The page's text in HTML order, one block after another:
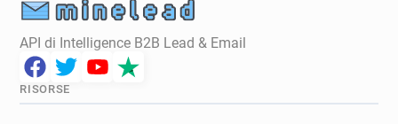
r*******@st-christophers.co.uk
w*******@st-christophers.co.uk
u***********@st-christophers.co.uk
f*******@st-christophers.co.uk
n************@st-christophers.co.uk
API di Intelligence B2B Lead & Email
RISORSE